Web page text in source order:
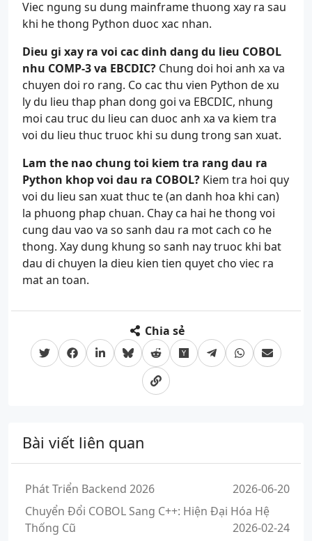
Viec ngung su dung mainframe thuong xay ra sau
khi he thong Python duoc xac nhan.
Dieu gi xay ra voi cac dinh dang du lieu COBOL
nhu COMP-3 va EBCDIC? Chung doi hoi anh xa va
chuyen doi ro rang. Co cac thu vien Python de xu
ly du lieu thap phan dong goi va EBCDIC, nhung
moi cau truc du lieu can duoc anh xa va kiem tra
voi du lieu thuc truoc khi su dung trong san xuat.
Lam the nao chung toi kiem tra rang dau ra
Python khop voi dau ra COBOL? Kiem tra hoi quy
voi du lieu san xuat thuc te (an danh hoa khi can)
la phuong phap chuan. Chay ca hai he thong voi
cung dau vao va so sanh dau ra mot cach co he
thong. Xay dung khung so sanh nay truoc khi bat
dau di chuyen la dieu kien tien quyet cho viec ra
mat an toan.
Chia sẻ
Bài viết liên quan
Phát Triển Backend 2026
2026-06-20
Chuyển Đổi COBOL Sang C++: Hiện Đại Hóa Hệ
Thống Cũ
2026-02-24